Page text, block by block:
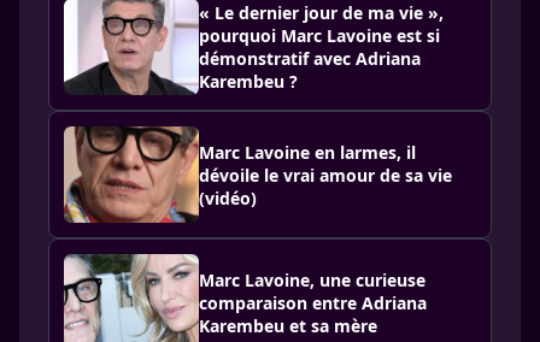
« Le dernier jour de ma vie »,
pourquoi Marc Lavoine est si
démonstratif avec Adriana
Karembeu ?
Marc Lavoine en larmes, il
dévoile le vrai amour de sa vie
(vidéo)
Marc Lavoine, une curieuse
comparaison entre Adriana
Karembeu et sa mère